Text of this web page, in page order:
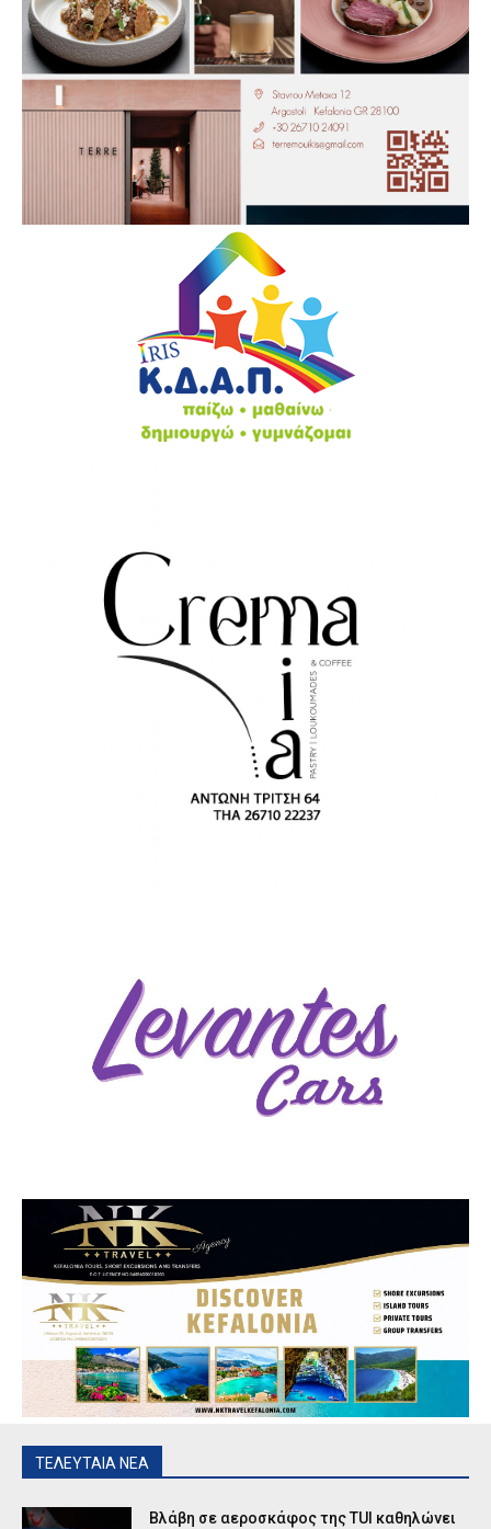
ΤΕΛΕΥΤΑΙΑ ΝΕΑ
Βλάβη σε αεροσκάφος της TUI καθηλώνει